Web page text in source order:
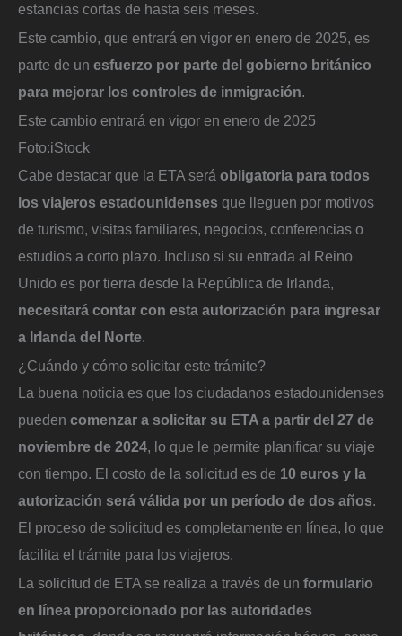
estancias cortas de hasta seis meses.
Este cambio, que entrará en vigor en enero de 2025, es
parte de un esfuerzo por parte del gobierno británico
para mejorar los controles de inmigración.
Este cambio entrará en vigor en enero de 2025
Foto:iStock
Cabe destacar que la ETA será obligatoria para todos
los viajeros estadounidenses que lleguen por motivos
de turismo, visitas familiares, negocios, conferencias o
estudios a corto plazo. Incluso si su entrada al Reino
Unido es por tierra desde la República de Irlanda,
necesitará contar con esta autorización para ingresar
a Irlanda del Norte.
¿Cuándo y cómo solicitar este trámite?
La buena noticia es que los ciudadanos estadounidenses
pueden comenzar a solicitar su ETA a partir del 27 de
noviembre de 2024, lo que le permite planificar su viaje
con tiempo. El costo de la solicitud es de 10 euros y la
autorización será válida por un período de dos años.
El proceso de solicitud es completamente en línea, lo que
facilita el trámite para los viajeros.
La solicitud de ETA se realiza a través de un formulario
en línea proporcionado por las autoridades